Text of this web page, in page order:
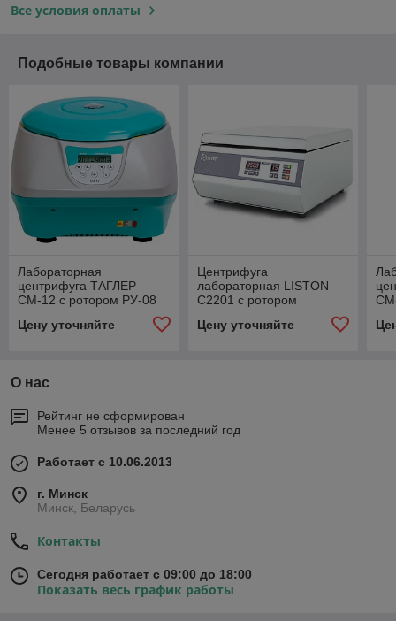
Все условия оплаты
Подобные товары компании
Лабораторная
центрифуга ТАГЛЕР
СМ-12 с ротором РУ-08
мл)
Цену уточняйте
Центрифуга
лабораторная LISTON
C2201 c ротором
Цену уточняйте
мл)
О нас
Рейтинг не сформирован
Менее 5 отзывов за последний год
Работает с 10.06.2013
г. Минск
Минск, Беларусь
Контакты
Сегодня работает с 09:00 до 18:00
Показать весь график работы